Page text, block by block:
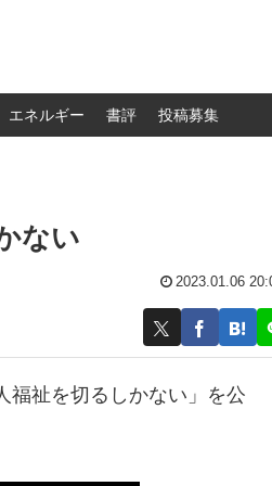
エネルギー 書評 投稿募集
ない
2023.01.06
福祉を切るしかない」を公